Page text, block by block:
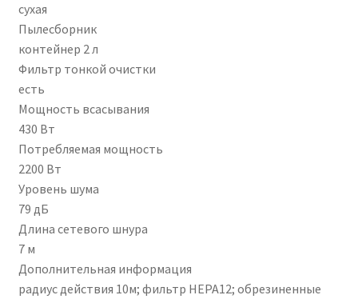
сухая
Пылесборник
контейнер 2 л
Фильтр тонкой очистки
есть
Мощность всасывания
430 Вт
Потребляемая мощность
2200 Вт
Уровень шума
79 дБ
Длина сетевого шнура
7 м
Дополнительная информация
радиус действия 10м; фильтр НЕРА12; обрезиненные